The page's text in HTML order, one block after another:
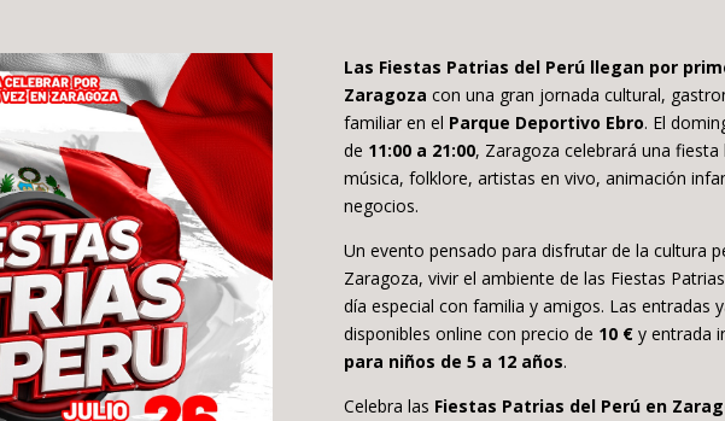
Las Fiestas Patrias del Perú llegan por
Zaragoza con una gran jornada cultural,
familiar en el Parque Deportivo Ebro. El
de 11:00 a 21:00, Zaragoza celebrará una fiesta
música, folklore, artistas en vivo, animación
negocios.
Un evento pensado para disfrutar de la cultura
Zaragoza, vivir el ambiente de las Fiestas
día especial con familia y amigos. Las entradas
disponibles online con precio de 10 € y entrada
para niños de 5 a 12 años.
Celebra las Fiestas Patrias del Perú en